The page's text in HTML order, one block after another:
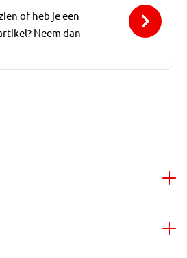
of heb je een
Neem dan